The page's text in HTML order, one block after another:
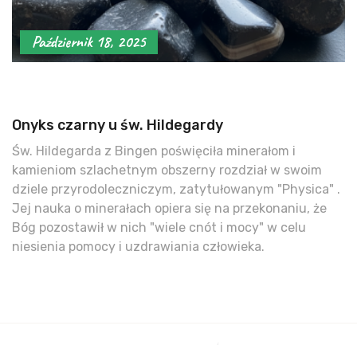
Październik 18, 2025
Onyks czarny u św. Hildegardy
Św. Hildegarda z Bingen poświęciła minerałom i
kamieniom szlachetnym obszerny rozdział w swoim
dziele przyrodoleczniczym, zatytułowanym "Physica" .
Jej nauka o minerałach opiera się na przekonaniu, że
Bóg pozostawił w nich "wiele cnót i mocy" w celu
niesienia pomocy i uzdrawiania człowieka.